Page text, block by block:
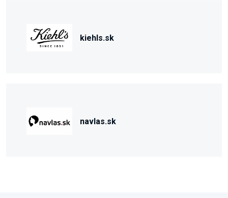
kiehls.sk
navlas.sk